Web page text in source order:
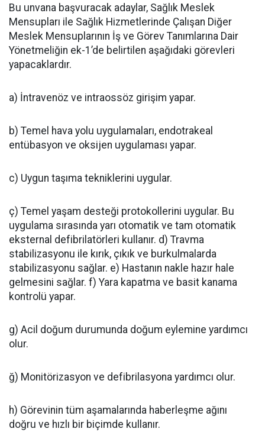
Bu unvana başvuracak adaylar, Sağlık Meslek
Mensupları ile Sağlık Hizmetlerinde Çalışan Diğer
Meslek Mensuplarının İş ve Görev Tanımlarına Dair
Yönetmeliğin ek-1’de belirtilen aşağıdaki görevleri
yapacaklardır.
a) İntravenöz ve intraossöz girişim yapar.
b) Temel hava yolu uygulamaları, endotrakeal
entübasyon ve oksijen uygulaması yapar.
c) Uygun taşıma tekniklerini uygular.
ç) Temel yaşam desteği protokollerini uygular. Bu
uygulama sırasında yarı otomatik ve tam otomatik
eksternal defibrilatörleri kullanır. d) Travma
stabilizasyonu ile kırık, çıkık ve burkulmalarda
stabilizasyonu sağlar. e) Hastanın nakle hazır hale
gelmesini sağlar. f) Yara kapatma ve basit kanama
kontrolü yapar.
g) Acil doğum durumunda doğum eylemine yardımcı
olur.
ğ) Monitörizasyon ve defibrilasyona yardımcı olur.
h) Görevinin tüm aşamalarında haberleşme ağını
doğru ve hızlı bir biçimde kullanır.